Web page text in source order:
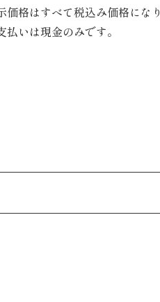
格はすべて税込み価格になり
いは現金のみです。